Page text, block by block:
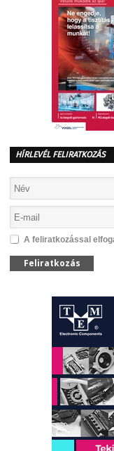
HÍRLEVÉL FELIRATKOZÁS
A feliratkozással
Feliratkozás